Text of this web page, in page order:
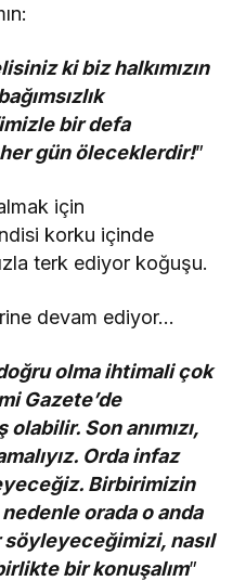
ki biz halkımızın
bir defa
gün öleceklerdir!”
için
korku içinde
terk ediyor koğuşu.
devam ediyor…
olma ihtimali çok
Gazete’de
Son anımızı,
Orda infaz
Birbirimizin
nedenle orada o anda
söyleyeceğimizi, nasıl
bir konuşalım”